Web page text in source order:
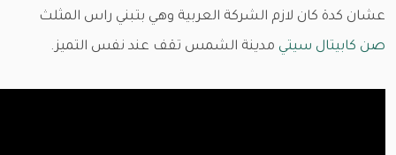
عشان كدة كان لازم الشركة العربية وهي بتبني راس المثلث
صن كابيتال سيتي مدينة الشمس تقف عند نفس التميز.